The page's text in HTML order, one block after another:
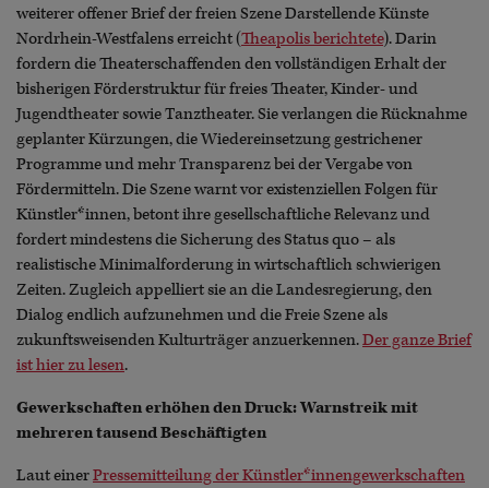
weiterer offener Brief der freien Szene Darstellende Künste
Nordrhein-Westfalens erreicht (Theapolis berichtete). Darin
fordern die Theaterschaffenden den vollständigen Erhalt der
bisherigen Förderstruktur für freies Theater, Kinder- und
Jugendtheater sowie Tanztheater. Sie verlangen die Rücknahme
geplanter Kürzungen, die Wiedereinsetzung gestrichener
Programme und mehr Transparenz bei der Vergabe von
Fördermitteln. Die Szene warnt vor existenziellen Folgen für
Künstler*innen, betont ihre gesellschaftliche Relevanz und
fordert mindestens die Sicherung des Status quo – als
realistische Minimalforderung in wirtschaftlich schwierigen
Zeiten. Zugleich appelliert sie an die Landesregierung, den
Dialog endlich aufzunehmen und die Freie Szene als
zukunftsweisenden Kulturträger anzuerkennen.Der ganze Brief
ist hier zu lesen.
Gewerkschaften erhöhen den Druck: Warnstreik mit
mehreren tausend Beschäftigten
Laut einerPressemitteilung der Künstler*innengewerkschaften